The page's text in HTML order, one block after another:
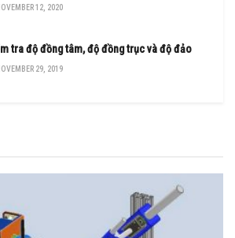
12, 2020
tra độ đồng tâm, độ đồng trục và độ đảo
29, 2019